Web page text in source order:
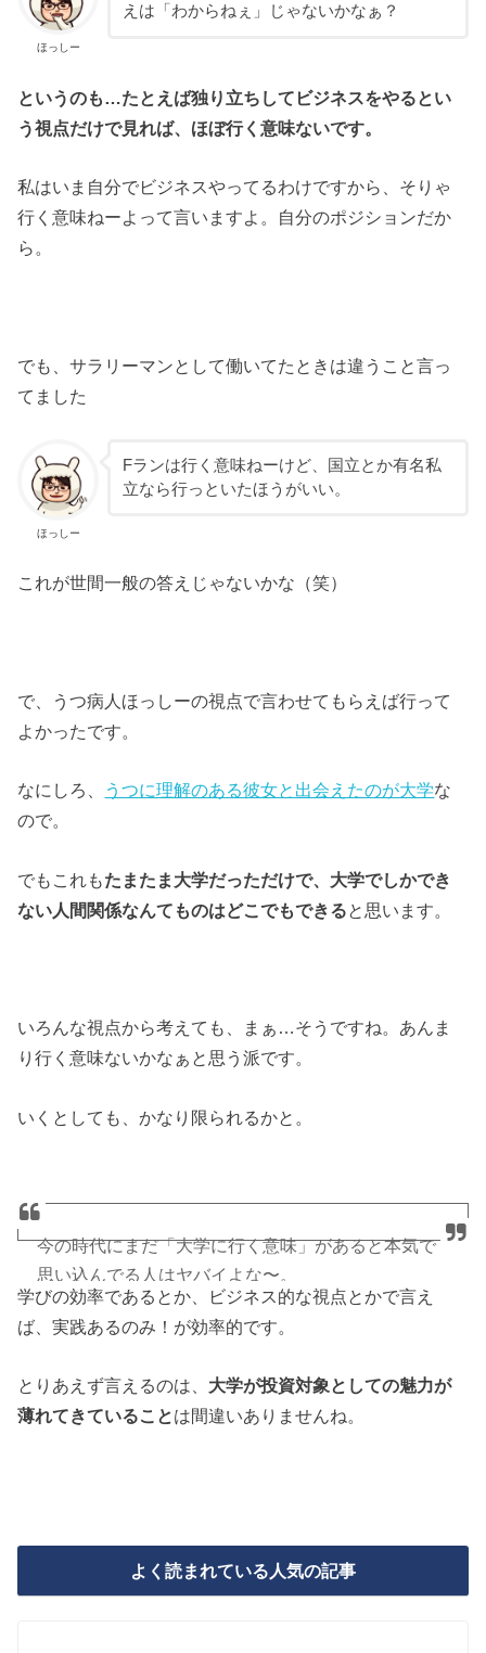
ほっしー
えは「わからねぇ」じゃないかなぁ？
というのも…たとえば独り立ちしてビジネスをやるとい
う視点だけで見れば、ほぼ行く意味ないです。
私はいま自分でビジネスやってるわけですから、そりゃ
行く意味ねーよって言いますよ。自分のポジションだか
ら。
でも、サラリーマンとして働いてたときは違うこと言っ
てました
ほっしー
Fランは行く意味ねーけど、国立とか有名私
立なら行っといたほうがいい。
これが世間一般の答えじゃないかな（笑）
で、うつ病人ほっしーの視点で言わせてもらえば行って
よかったです。
なにしろ、 うつに理解のある彼女と出会えたのが大学な
ので。
でもこれもたまたま大学だっただけで、大学でしかでき
ない人間関係なんてものはどこでもできると思います。
いろんな視点から考えても、まぁ…そうですね。あんま
り行く意味ないかなぁと思う派です。
いくとしても、かなり限られるかと。
今の時代にまだ「大学に行く意味」があると本気で
思い込んでる人はヤバイよな〜。
・専門資格（医師など）を取得したい
・将来外国に住みたい
— イケハヤ@ブログ年商1.5億円 (@IHayato)
学びの効率であるとか、ビジネス的な視点とかで言え
ば、実践あるのみ！が効率的です。
とりあえず言えるのは、 大学が投資対象としての魅力が
薄れてきていることは間違いありませんね。
よく読まれている人気の記事